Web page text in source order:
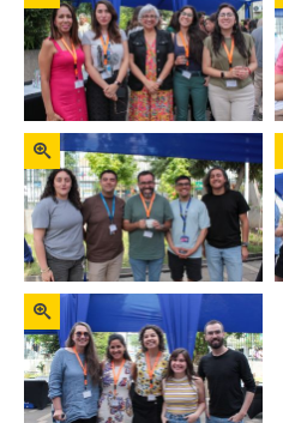
Zoom
Zoom